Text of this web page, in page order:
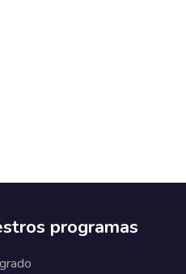
programas